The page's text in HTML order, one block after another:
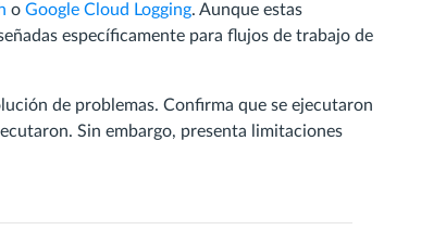
o Google Cloud Logging. Aunque estas
específicamente para flujos de trabajo de
de problemas. Confirma que se ejecutaron
Sin embargo, presenta limitaciones